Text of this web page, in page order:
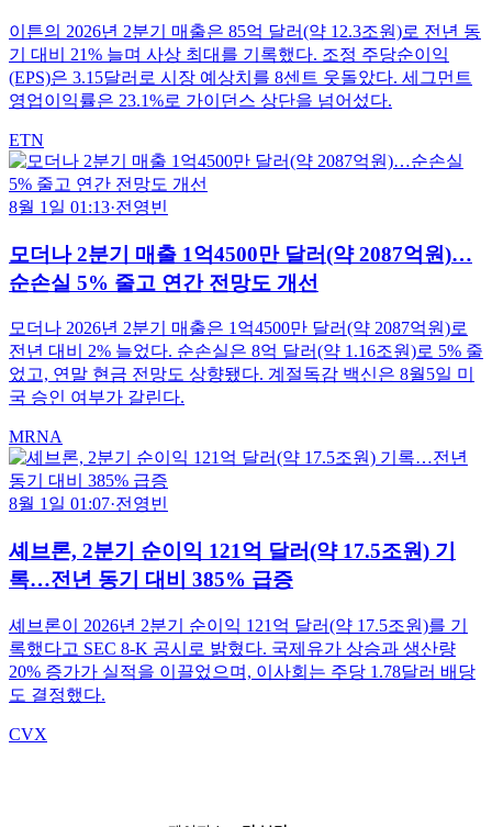
이튼의 2026년 2분기 매출은 85억 달러(약 12.3조원)로 전년 동
기 대비 21% 늘며 사상 최대를 기록했다. 조정 주당순이익
(EPS)은 3.15달러로 시장 예상치를 8센트 웃돌았다. 세그먼트
영업이익률은 23.1%로 가이던스 상단을 넘어섰다.
ETN
8월 1일 01:13·전영빈
모더나 2분기 매출 1억4500만 달러(약 2087억원)…
순손실 5% 줄고 연간 전망도 개선
모더나 2026년 2분기 매출은 1억4500만 달러(약 2087억원)로
전년 대비 2% 늘었다. 순손실은 8억 달러(약 1.16조원)로 5% 줄
었고, 연말 현금 전망도 상향됐다. 계절독감 백신은 8월5일 미
국 승인 여부가 갈린다.
MRNA
8월 1일 01:07·전영빈
셰브론, 2분기 순이익 121억 달러(약 17.5조원) 기
록…전년 동기 대비 385% 급증
셰브론이 2026년 2분기 순이익 121억 달러(약 17.5조원)를 기
록했다고 SEC 8-K 공시로 밝혔다. 국제유가 상승과 생산량
20% 증가가 실적을 이끌었으며, 이사회는 주당 1.78달러 배당
도 결정했다.
CVX